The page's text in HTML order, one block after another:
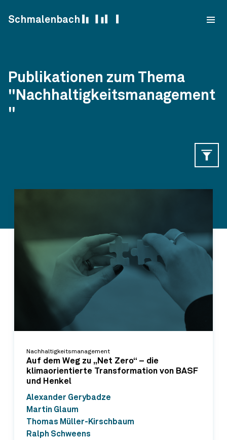
Schmalenbach
Publikationen zum Thema
"Nachhaltigkeitsmanagement
"
Nachhaltigkeitsmanagement
Auf dem Weg zu „Net Zero“ – die
klimaorientierte Transformation von BASF
und Henkel
Alexander Gerybadze
Martin Glaum
Thomas Müller-Kirschbaum
Ralph Schweens